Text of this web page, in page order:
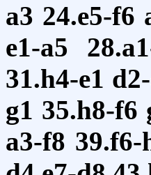
a3 24.e5-f6
e1-a5
31.h4-e1
g1 35.h8-f6
a3-f8 39.f6-